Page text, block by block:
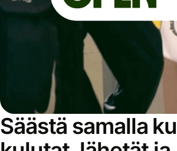
Säästä samalla